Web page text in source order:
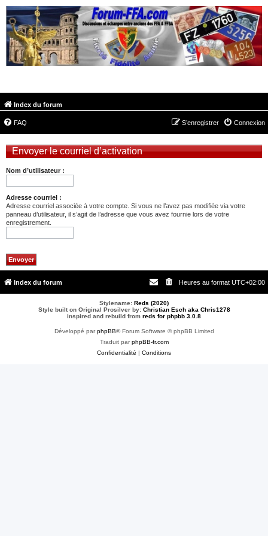
Index du forum
FAQ Connexion
S’enregistrer
Envoyer le courriel d’activation
Nom d’utilisateur :
Adresse courriel :
Adresse courriel associée à votre compte. Si vous ne l’avez pas modifiée via votre
panneau d’utilisateur, il s’agit de l’adresse que vous avez fournie lors de votre
enregistrement.
Index du forum Heures au format UTC+02:00
Stylename: Reds (2020)
Style built on Original Prosilver by: Christian Esch aka Chris1278
inspired and rebuild from reds for phpbb 3.0.8
Développé parphpBB® Forum Software © phpBB Limited
Traduit parphpBB-fr.com
Confidentialité | Conditions